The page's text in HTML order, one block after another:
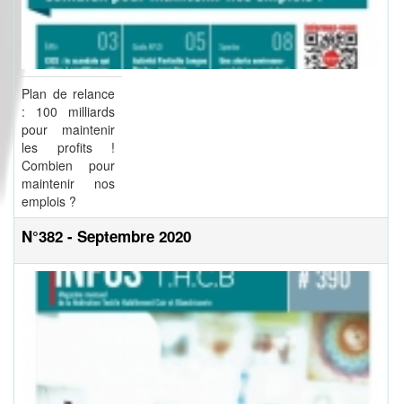
Plan de relance
: 100 milliards
pour maintenir
les profits !
Combien pour
maintenir nos
emplois ?
N°382 - Septembre 2020